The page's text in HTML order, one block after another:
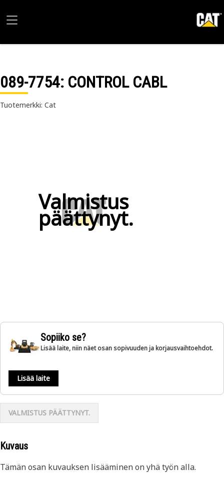
089-7754: CONTROL CABL
Tuotemerkki: Cat
Valmistus
päättynyt.
Sopiiko se?
Lisää laite, niin näet osan sopivuuden ja korjausvaihtoehdot.
Lisää laite
VALMISTUS PÄÄTTYNYT.
Kuvaus
Tämän osan kuvauksen lisääminen on yhä työn alla.